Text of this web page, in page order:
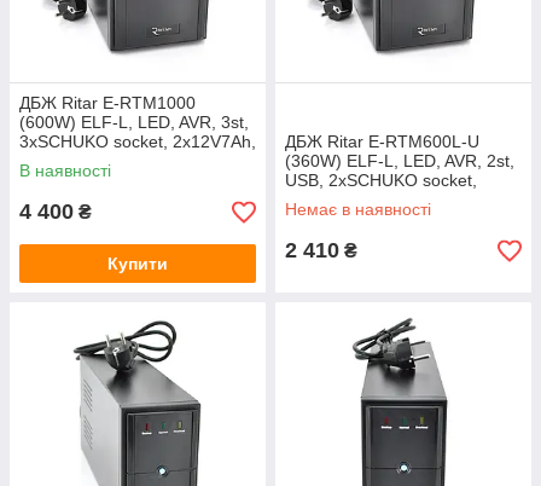
ДБЖ Ritar E-RTM1000
(600W) ELF-L, LED, AVR, 3st,
3xSCHUKO socket, 2x12V7Ah,
metal Case Q2 (405*195*285)
10 кг (340*120*190)
В наявності
4 400 ₴
Купити
ДБЖ Ritar E-RTM600L-U
(360W) ELF-L, LED, AVR, 2st,
USB, 2xSCHUKO socket,
1x12V7Ah, metal Case Q4
(370*130*210) 4,8 кг
Немає в наявності
2 410 ₴